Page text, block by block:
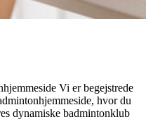
Vi er begejstrede
hvor du
dynamiske badmintonklub